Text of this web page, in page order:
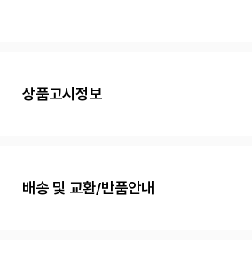
상품고시정보
배송 및 교환/반품안내